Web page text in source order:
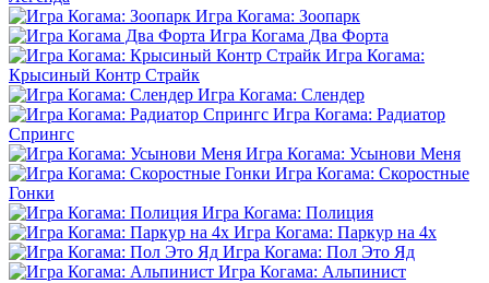
Игра Когама: Зоопарк
Игра Когама Два Форта
Игра Когама:
Крысиный Контр Страйк
Игра Когама: Слендер
Игра Когама: Радиатор
Спрингс
Игра Когама: Усынови Меня
Игра Когама: Скоростные
Гонки
Игра Когама: Полиция
Игра Когама: Паркур на 4х
Игра Когама: Пол Это Яд
Игра Когама: Альпинист